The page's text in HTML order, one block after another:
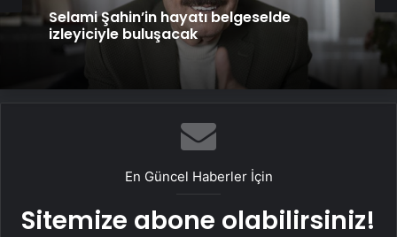
Selami Şahin’in hayatı belgeselde
izleyiciyle buluşacak
En Güncel Haberler İçin
Sitemize abone olabilirsiniz!